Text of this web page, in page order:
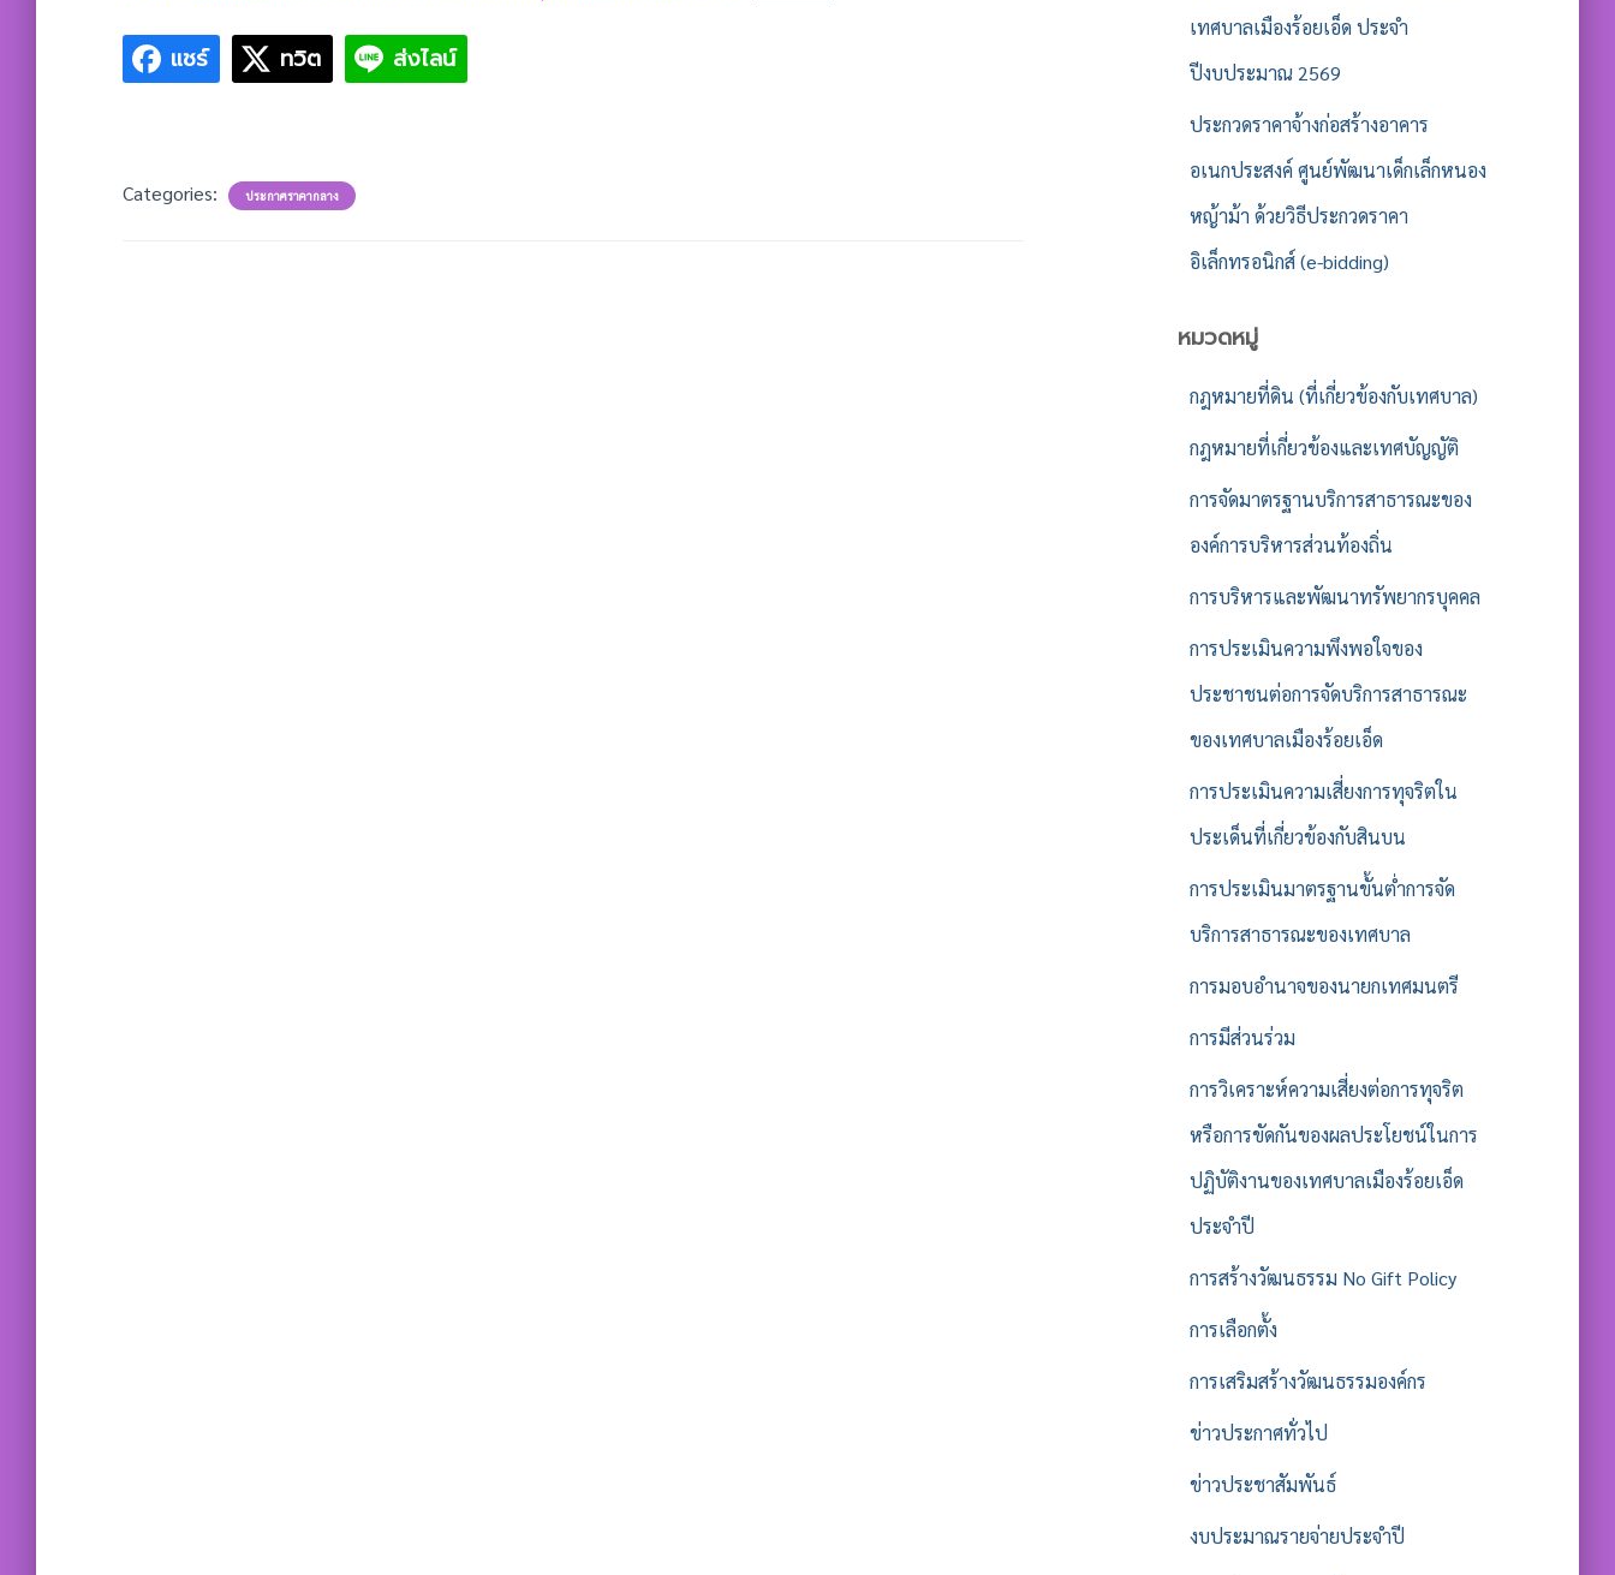
แชร์ ทวิต ส่งไลน์
Categories: ประกาศราคากลาง
เทศบาลเมืองร้อยเอ็ด ประจำ
ปีงบประมาณ 2569
ประกวดราคาจ้างก่อสร้างอาคาร
อเนกประสงค์ ศูนย์พัฒนาเด็กเล็กหนอง
หญ้าม้า ด้วยวิธีประกวดราคา
อิเล็กทรอนิกส์ (e-bidding)
หมวดหมู่
กฎหมายที่ดิน (ที่เกี่ยวข้องกับเทศบาล)
กฎหมายที่เกี่ยวข้องและเทศบัญญัติ
การจัดมาตรฐานบริการสาธารณะของ
องค์การบริหารส่วนท้องถิ่น
การบริหารและพัฒนาทรัพยากรบุคคล
การประเมินความพึงพอใจของ
ประชาชนต่อการจัดบริการสาธารณะ
ของเทศบาลเมืองร้อยเอ็ด
การประเมินความเสี่ยงการทุจริตใน
ประเด็นที่เกี่ยวข้องกับสินบน
การประเมินมาตรฐานขั้นต่ำการจัด
บริการสาธารณะของเทศบาล
การมอบอำนาจของนายกเทศมนตรี
การมีส่วนร่วม
การวิเคราะห์ความเสี่ยงต่อการทุจริต
หรือการขัดกันของผลประโยชน์ในการ
ปฏิบัติงานของเทศบาลเมืองร้อยเอ็ด
ประจำปี
การสร้างวัฒนธรรม No Gift Policy
การเลือกตั้ง
การเสริมสร้างวัฒนธรรมองค์กร
ข่าวประกาศทั่วไป
ข่าวประชาสัมพันธ์
งบประมาณรายจ่ายประจำปี